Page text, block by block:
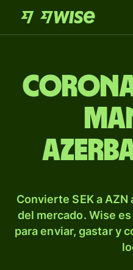
Convierte SEK a
del mercado. Wise
para enviar, gastar y